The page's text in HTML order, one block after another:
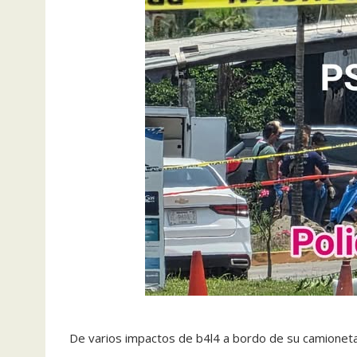
De varios impactos de b4l4 a bordo de su